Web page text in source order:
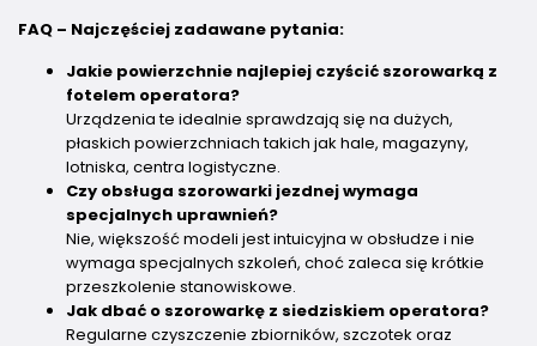
FAQ – Najczęściej zadawane pytania:
Jakie powierzchnie najlepiej czyścić szorowarką z
fotelem operatora?
Urządzenia te idealnie sprawdzają się na dużych,
płaskich powierzchniach takich jak hale, magazyny,
lotniska, centra logistyczne.
Czy obsługa szorowarki jezdnej wymaga
specjalnych uprawnień?
Nie, większość modeli jest intuicyjna w obsłudze i nie
wymaga specjalnych szkoleń, choć zaleca się krótkie
przeszkolenie stanowiskowe.
Jak dbać o szorowarkę z siedziskiem operatora?
Regularne czyszczenie zbiorników, szczotek oraz